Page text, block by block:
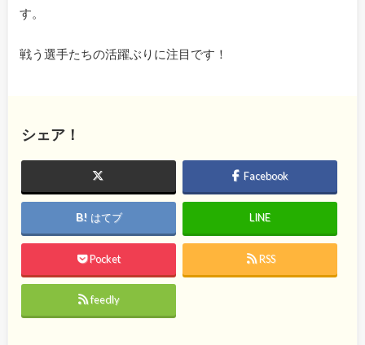
す。
戦う選手たちの活躍ぶりに注目です！
シェア！
Facebook
はてブ LINE
Pocket RSS
feedly